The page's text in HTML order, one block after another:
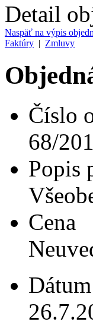
Detail
Naspäť na výpis
Faktúry | Zmluvy
Číslo
68/
Popis
Cena